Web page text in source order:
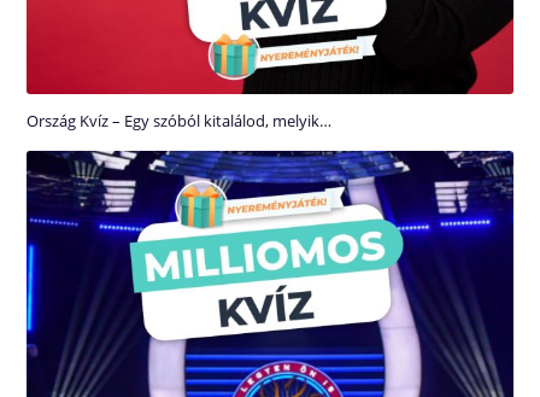
Ország Kvíz – Egy szóból kitalálod, melyik…